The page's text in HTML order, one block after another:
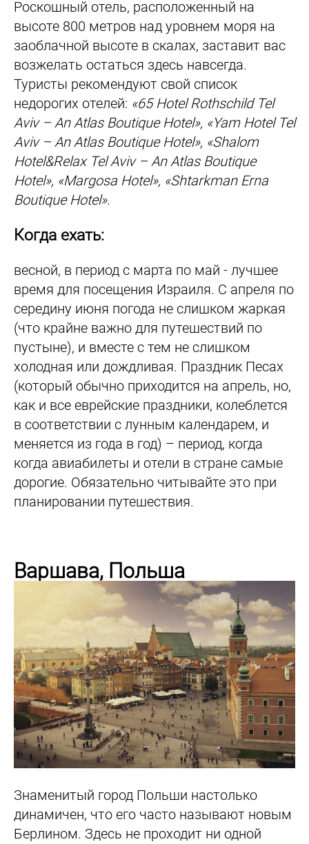
Роскошный отель, расположенный на
высоте 800 метров над уровнем моря на
заоблачной высоте в скалах, заставит вас
возжелать остаться здесь навсегда.
Туристы рекомендуют свой список
недорогих отелей: «65 Hotel Rothschild Tel
Aviv – An Atlas Boutique Hotel», «Yam Hotel Tel
Aviv – An Atlas Boutique Hotel», «Shalom
Hotel&Relax Tel Aviv – An Atlas Boutique
Hotel», «Margosa Hotel», «Shtarkman Erna
Boutique Hotel».
Когда ехать:
весной, в период с марта по май - лучшее
время для посещения Израиля. С апреля по
середину июня погода не слишком жаркая
(что крайне важно для путешествий по
пустыне), и вместе с тем не слишком
холодная или дождливая. Праздник Песах
(который обычно приходится на апрель, но,
как и все еврейские праздники, колеблется
в соответствии с лунным календарем, и
меняется из года в год) – период, когда
когда авиабилеты и отели в стране самые
дорогие. Обязательно читывайте это при
планировании путешествия.
Варшава, Польша
Знаменитый город Польши настолько
динамичен, что его часто называют новым
Берлином. Здесь не проходит ни одной